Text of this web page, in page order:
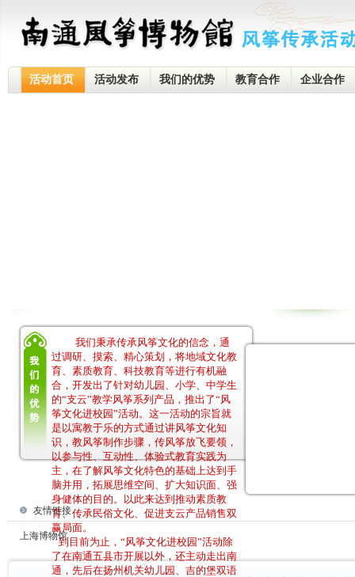
活动首页 活动发布 我们的优势 教育合作 企业合作
我们秉承传承风筝文化的信念，通
过调研、摸索、精心策划，将地域文化教
育、素质教育、科技教育等进行有机融
合，开发出了针对幼儿园、小学、中学生
的“支云”教学风筝系列产品，推出了“风
筝文化进校园”活动。这一活动的宗旨就
是以寓教于乐的方式通过讲风筝文化知
识，教风筝制作步骤，传风筝放飞要领，
以参与性、互动性、体验式教育实践为
主，在了解风筝文化特色的基础上达到手
脑并用，拓展思维空间、扩大知识面、强
身健体的目的。以此来达到推动素质教
育、传承民俗文化、促进支云产品销售双
赢局面。
到目前为止，“风筝文化进校园”活动除
了在南通五县市开展以外，还主动走出南
通，先后在扬州机关幼儿园、吉的堡双语
友情链接
上海博物馆